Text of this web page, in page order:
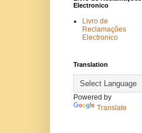
Electronico
Livro de
Reclamações
Electronico
Translation
Powered by
Translate